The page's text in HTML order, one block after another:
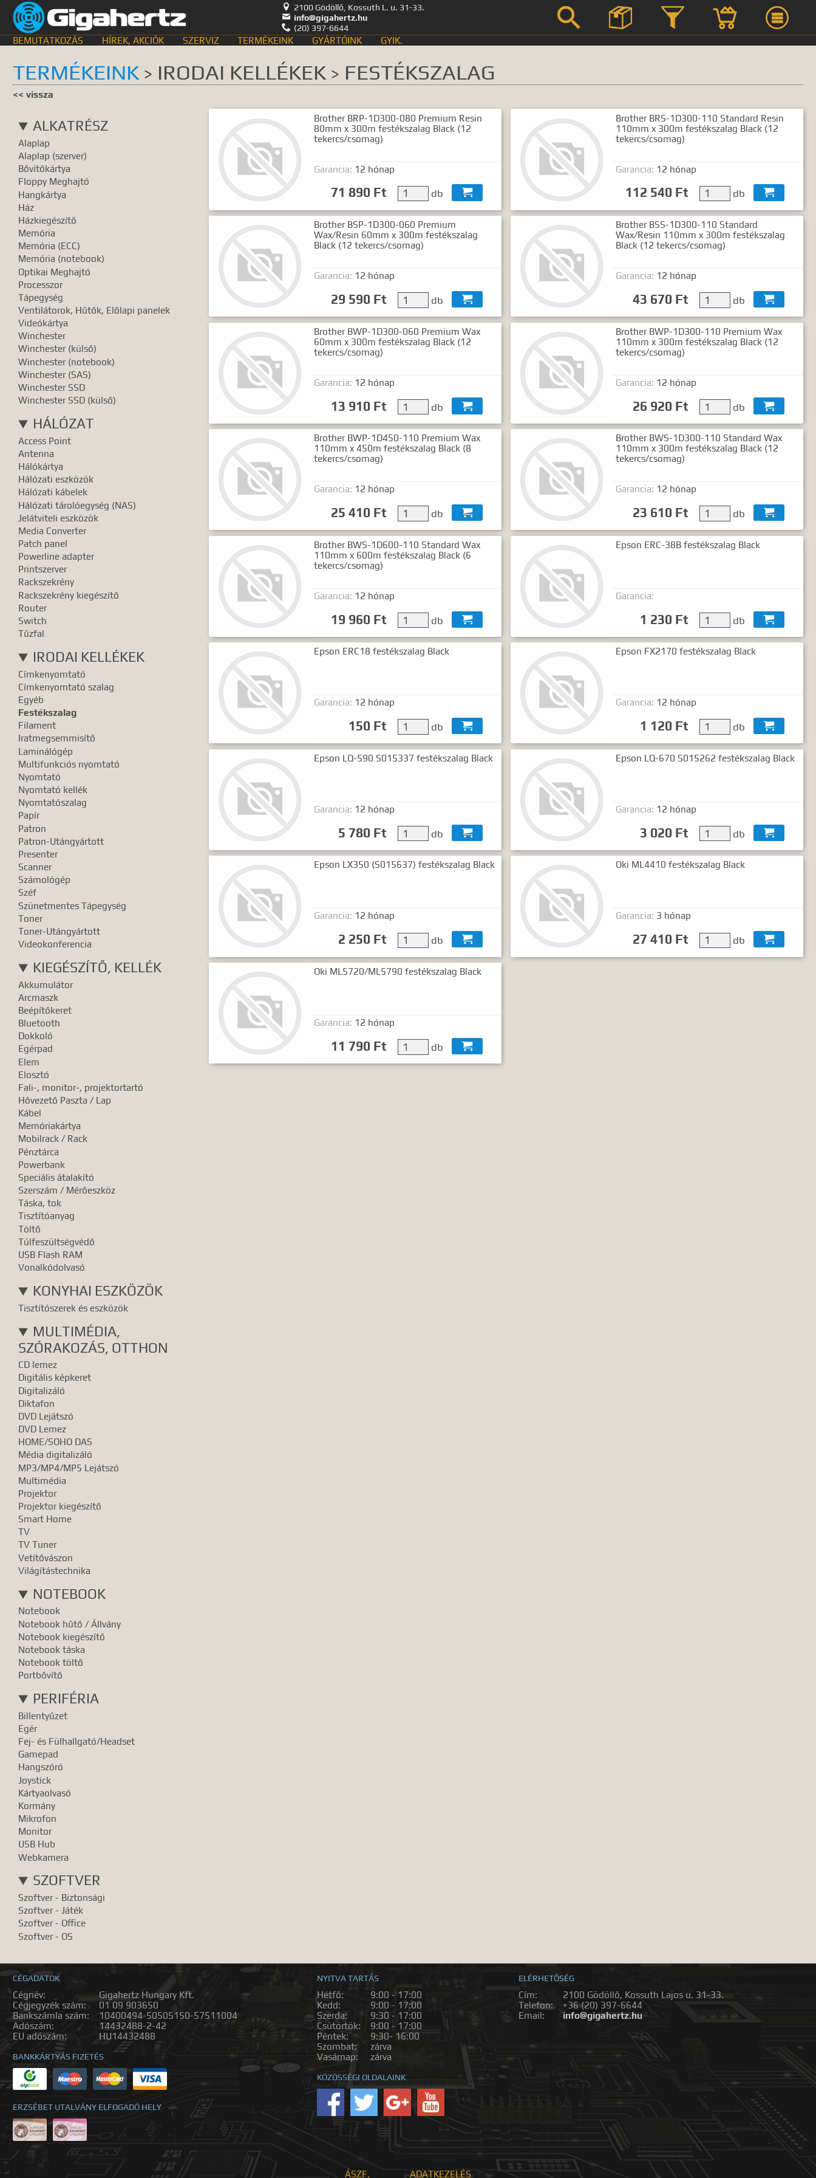
 2100 Gödöllő, Kossuth L. u. 31-33.
info@gigahertz.hu
 (20) 397-6644
BEMUTATKOZÁS HÍREK, AKCIÓK SZERVIZ TERMÉKEINK GYÁRTÓINK
GYIK.
KERESÉS HELYE
egyik sem Bemutatkozás Hírek, akciók
Szerviz
GyIK.
Termék kategóriák Termék nevek
Termék leírások
Gyártók
Dokumentumok
TALÁLATOK
Meg kell adnia legalább egy, minimum 3 betűs szót, vagy valamilyen speciális kifejezést.
Speciális kifejezések:
Kezdő rész szó:
szórész*
Mindenképp szerepeljen:
Pontos egyezéshez mindkét esetben használhatja az idézőjeleket:
"szó1 szó2 szó..."
TERMÉKEINK > IRODAI KELLÉKEK > FESTÉKSZALAG
<< vissza
ALKATRÉSZ
Alaplap
Alaplap (szerver)
Bővítőkártya
Floppy Meghajtó
Hangkártya
Ház
Házkiegészítő
Memória
Memória (ECC)
Memória (notebook)
Optikai Meghajtó
Processzor
Tápegység
Ventilátorok, Hűtők, Előlapi panelek
Videókártya
Winchester
Winchester (külső)
Winchester (notebook)
Winchester (SAS)
Winchester SSD
Winchester SSD (külső)
HÁLÓZAT
Access Point
Antenna
Hálókártya
Hálózati eszközök
Hálózati kábelek
Hálózati tárolóegység (NAS)
Jelátviteli eszközök
Media Converter
Patch panel
Powerline adapter
Printszerver
Rackszekrény
Rackszekrény kiegészítő
Router
Switch
Tűzfal
IRODAI KELLÉKEK
Címkenyomtató
Címkenyomtató szalag
Egyéb
Festékszalag
Filament
Iratmegsemmisítő
Laminálógép
Multifunkciós nyomtató
Nyomtató
Nyomtató kellék
Nyomtatószalag
Papír
Patron
Patron-Utángyártott
Presenter
Scanner
Számológép
Széf
Szünetmentes Tápegység
Toner
Toner-Utángyártott
Videokonferencia
KIEGÉSZÍTŐ, KELLÉK
Akkumulátor
Arcmaszk
Beépítőkeret
Bluetooth
Dokkoló
Egérpad
Elem
Elosztó
Fali-, monitor-, projektortartó
Hővezető Paszta / Lap
Kábel
Memóriakártya
Mobilrack / Rack
Pénztárca
Powerbank
Speciális átalakító
Szerszám / Mérőeszköz
Táska, tok
Tisztítóanyag
Töltő
Túlfeszültségvédő
USB Flash RAM
Vonalkódolvasó
KONYHAI ESZKÖZÖK
Tisztítószerek és eszközök
MULTIMÉDIA,
SZÓRAKOZÁS, OTTHON
CD lemez
Digitális képkeret
Digitalizáló
Diktafon
DVD Lejátszó
DVD Lemez
HOME/SOHO DAS
Média digitalizáló
MP3/MP4/MP5 Lejátszó
Multimédia
Projektor
Projektor kiegészítő
Smart Home
TV
TV Tuner
Vetítővászon
Világítástechnika
NOTEBOOK
Notebook
Notebook hűtő / Állvány
Notebook kiegészítő
Notebook táska
Notebook töltő
Portbővítő
PERIFÉRIA
Billentyűzet
Egér
Fej- és Fülhallgató/Headset
Gamepad
Hangszóró
Joystick
Kártyaolvasó
Kormány
Mikrofon
Monitor
USB Hub
Webkamera
SZOFTVER
Szoftver - Biztonsági
Szoftver - Játék
Szoftver - Office
Szoftver - OS
Brother BRP-1D300-080 Premium Resin
80mm x 300m festékszalag Black (12
tekercs/csomag)
Garancia: 12 hónap
71 890 Ft db 
Brother BRS-1D300-110 Standard Resin
110mm x 300m festékszalag Black (12
tekercs/csomag)
Garancia: 12 hónap
112 540 Ft db 
Brother BSP-1D300-060 Premium
Wax/Resin 60mm x 300m festékszalag
Black (12 tekercs/csomag)
Garancia: 12 hónap
29 590 Ft db 
Brother BSS-1D300-110 Standard
Wax/Resin 110mm x 300m festékszalag
Black (12 tekercs/csomag)
Garancia: 12 hónap
43 670 Ft db 
Brother BWP-1D300-060 Premium Wax
60mm x 300m festékszalag Black (12
tekercs/csomag)
Garancia: 12 hónap
13 910 Ft db 
Brother BWP-1D300-110 Premium Wax
110mm x 300m festékszalag Black (12
tekercs/csomag)
Garancia: 12 hónap
26 920 Ft db 
Brother BWP-1D450-110 Premium Wax
110mm x 450m festékszalag Black (8
tekercs/csomag)
Garancia: 12 hónap
25 410 Ft db 
Brother BWS-1D300-110 Standard Wax
110mm x 300m festékszalag Black (12
tekercs/csomag)
Garancia: 12 hónap
23 610 Ft db 
Brother BWS-1D600-110 Standard Wax
110mm x 600m festékszalag Black (6
tekercs/csomag)
Garancia: 12 hónap
19 960 Ft db 
Epson ERC-38B festékszalag Black
Garancia:
1 230 Ft db 
Epson ERC18 festékszalag Black
Garancia: 12 hónap
150 Ft db 
Epson FX2170 festékszalag Black
Garancia: 12 hónap
1 120 Ft db 
Epson LQ-590 S015337 festékszalag Black
Garancia: 12 hónap
5 780 Ft db 
Epson LQ-670 S015262 festékszalag Black
Garancia: 12 hónap
3 020 Ft db 
Epson LX350 (S015637) festékszalag Black
Garancia: 12 hónap
2 250 Ft db 
Oki ML4410 festékszalag Black
Garancia: 3 hónap
27 410 Ft db 
Oki ML5720/ML5790 festékszalag Black
Garancia: 12 hónap
11 790 Ft db 
CÉGADATOK
Cégnév:
Gigahertz Hungary Kft.
Cégjegyzék szám:
01 09 903650
Bankszámla szám:
10400494-50505150-57511004
Adószám:
14432488-2-42
EU adószám:
HU14432488
BANKKÁRTYÁS FIZETÉS
ERZSÉBET UTALVÁNY ELFOGADÓ HELY
NYITVA TARTÁS
Hétfő:
9:00 - 17:00
Kedd:
9:00 - 17:00
Szerda:
9:30 - 17:00
Csütörtök:
9:00 - 17:00
Péntek:
9:30- 16:00
Szombat:
zárva
Vasárnap:
zárva
KÖZÖSSÉGI OLDALAINK
ELÉRHETŐSÉG
Cím:
2100 Gödöllő, Kossuth Lajos u. 31-33.
Telefon:
+36 (20) 397-6644
Email:
info@gigahertz.hu
ÁSZF. ADATKEZELÉS